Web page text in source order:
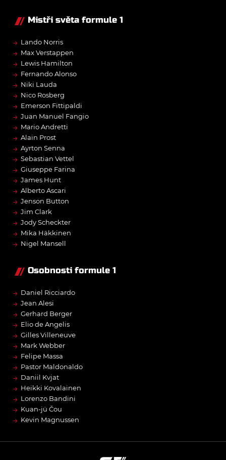
Mistři světa formule 1
→ Lando Norris
→ Max Verstappen
→ Lewis Hamilton
→ Fernando Alonso
→ Niki Lauda
→ Nico Rosberg
→ Emerson Fittipaldi
→ Juan Manuel Fangio
→ Mario Andretti
→ Alain Prost
→ Ayrton Senna
→ Sebastian Vettel
→ Giuseppe Farina
→ James Hunt
→ Alberto Ascari
→ Jenson Button
→ Jim Clark
→ Jody Scheckter
→ Mika Häkkinen
→ Nigel Mansell
Osobnosti formule 1
→ Daniel Ricciardo
→ Jean Alesi
→ Gerhard Berger
→ Elio de Angelis
→ Gilles Villeneuve
→ Mark Webber
→ Felipe Massa
→ Pastor Maldonaldo
→ Daniil Kvjat
→ Heikki Kovalainen
→ Lorenzo Bandini
→ Kuan-jü Čou
→ Kevin Magnussen